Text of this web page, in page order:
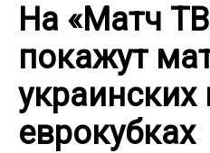
На «Матч
покажут
украинских
еврокубках